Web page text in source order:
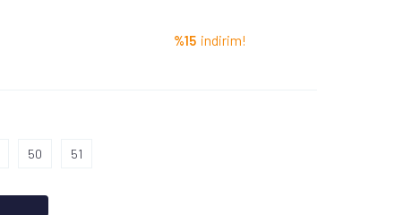
%15 indirim!
50 51